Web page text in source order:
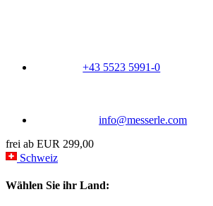
+43 5523 5991-0
info@messerle.com
frei ab EUR 299,00
Schweiz
Wählen Sie ihr Land: